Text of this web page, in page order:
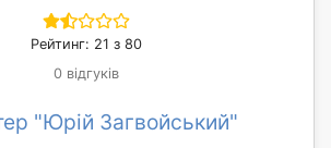
Рейтинг: 21 з 80
0 відгуків
"Юрій Загвойський"